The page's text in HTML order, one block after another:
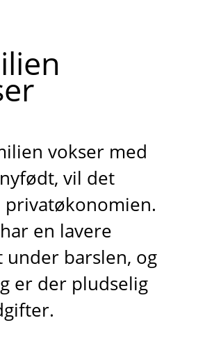
vokser med
vil det
privatøkonomien.
en lavere
barslen, og
er der pludselig